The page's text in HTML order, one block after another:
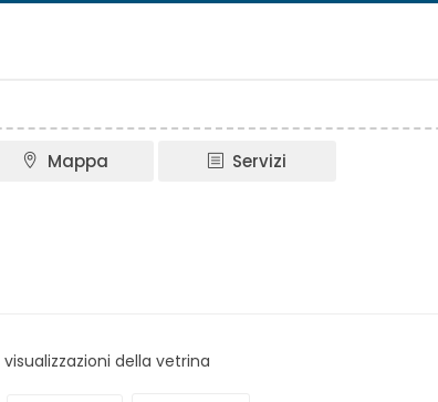
Mappa Servizi
visualizzazioni della vetrina